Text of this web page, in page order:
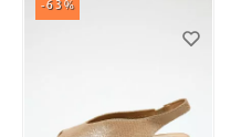
-63%